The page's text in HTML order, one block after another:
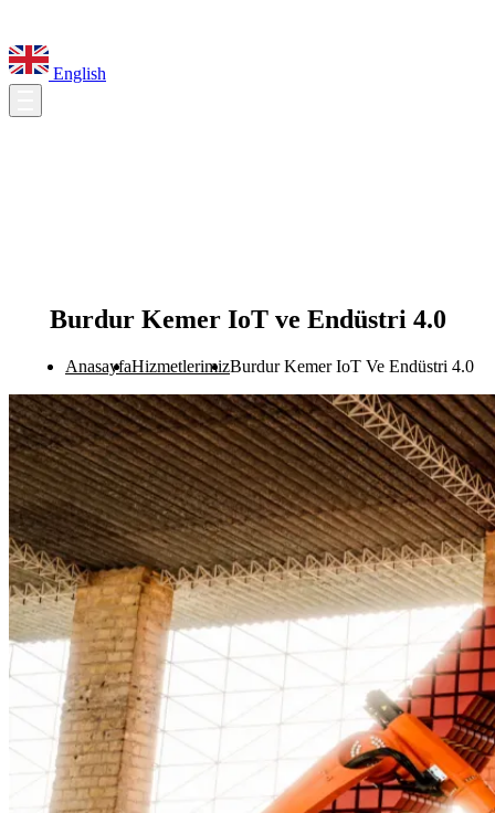
English
Burdur Kemer IoT ve Endüstri 4.0
AnasayfaHizmetlerimizBurdur Kemer IoT Ve Endüstri 4.0